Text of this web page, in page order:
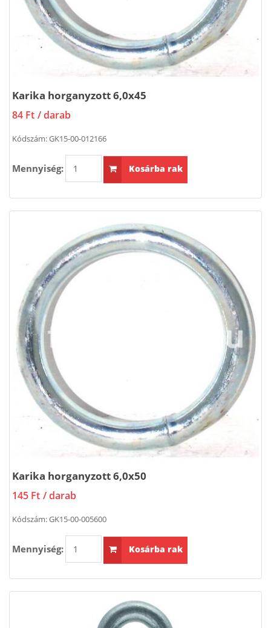
Karika horganyzott 6,0x45
84 Ft / darab
Kódszám:GK15-00-012166
Mennyiség: Kosárba rak
Karika horganyzott 6,0x50
145 Ft / darab
Kódszám:GK15-00-005600
Mennyiség: Kosárba rak